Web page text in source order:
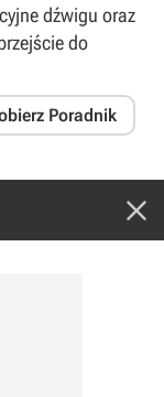
dźwigu oraz
do
Poradnik
